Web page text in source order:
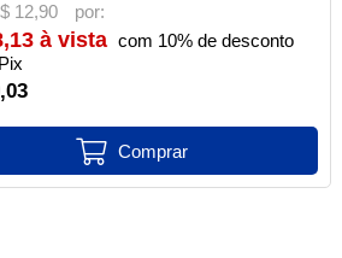
12,90
à vista com 10% de desconto